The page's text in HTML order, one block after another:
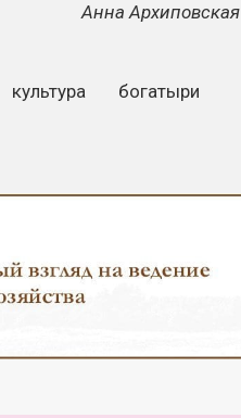
Анна Архиповская
культура
богатыри